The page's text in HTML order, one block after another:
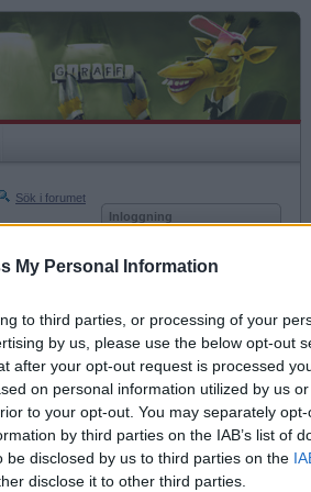
My Personal Information
to third parties, or processing of your
by us, please use the below opt-out
after your opt-out request is processed
on personal information utilized by us
to your opt-out. You may separately
by third parties on the IAB’s list of
disclosed by us to third parties on the
disclose it to other third parties.
Sök i forumet
Nästa sida »
09-07 10:04
Inloggning
Kom ihåg mig
Glömt ditt lösenord?
Få ny aktiveringslänk
Betapet är gratis!